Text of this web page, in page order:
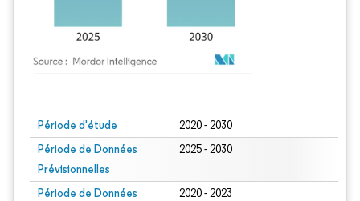
Période d'étude 2020 - 2030
Période de Données
Prévisionnelles
2025 - 2030
Période de Données
2020 - 2023